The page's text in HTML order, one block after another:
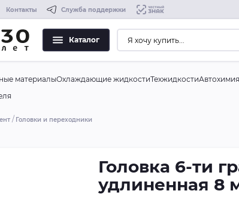
Контакты Служба поддержки
Каталог
материалыОхлаждающие жидкостиТехжидкостиАвтохимия
Головки и переходники
Головка 6-ти
удлиненная 8